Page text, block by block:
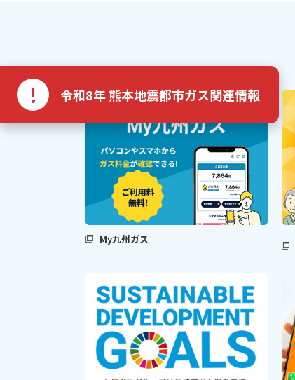
! 令和8年 熊本地震都市ガス関連情報
My九州ガス